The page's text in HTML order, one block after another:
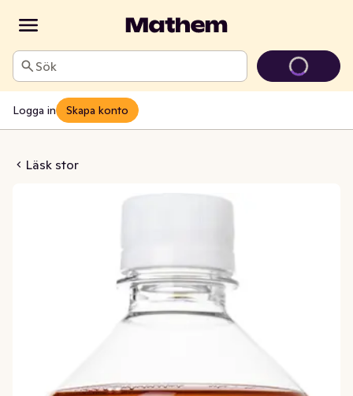
Sök
Logga in Skapa konto
Läsk stor
Sockerfri